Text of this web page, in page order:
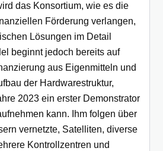
das Konsortium, wie es die
Förderung verlangen,
Lösungen im Detail
beginnt jedoch bereits auf
aus Eigenmitteln und
der Hardwarestruktur,
2023 ein erster Demonstrator
kann. Ihm folgen über
vernetzte, Satelliten, diverse
Kontrollzentren und